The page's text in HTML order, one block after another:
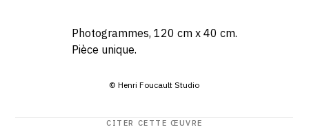
Photogrammes, 120 cm x 40 cm.
Pièce unique.
© Henri Foucault Studio
CITER CETTE ŒUVRE